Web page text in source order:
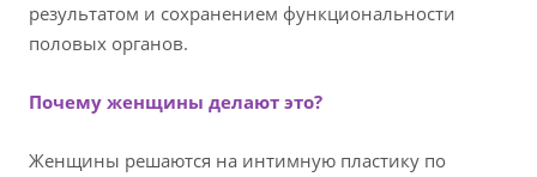
результатом и сохранением функциональности
половых органов.
Почему женщины делают это?
Женщины решаются на интимную пластику по